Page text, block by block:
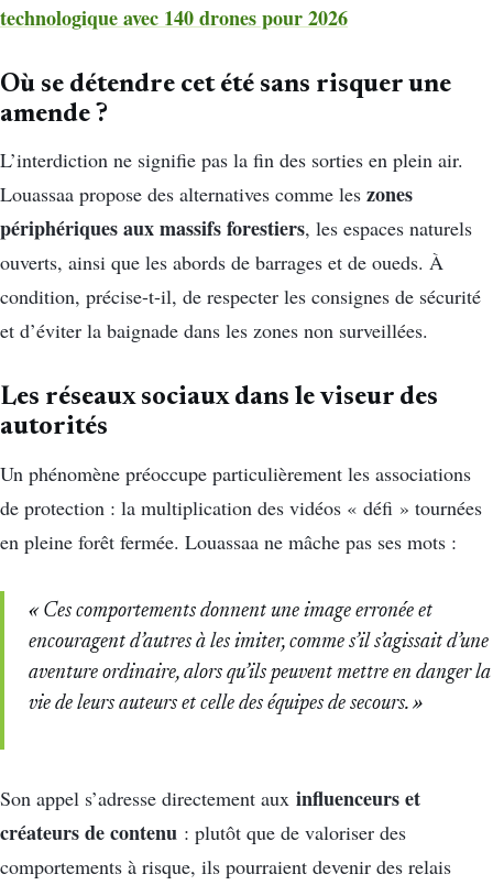
technologique avec 140 drones pour 2026
Où se détendre cet été sans risquer une
amende ?
L’interdiction ne signifie pas la fin des sorties en plein air.
Louassaa propose des alternatives comme les zones
périphériques aux massifs forestiers, les espaces naturels
ouverts, ainsi que les abords de barrages et de oueds. À
condition, précise-t-il, de respecter les consignes de sécurité
et d’éviter la baignade dans les zones non surveillées.
Les réseaux sociaux dans le viseur des
autorités
Un phénomène préoccupe particulièrement les associations
de protection : la multiplication des vidéos « défi » tournées
en pleine forêt fermée. Louassaa ne mâche pas ses mots :
« Ces comportements donnent une image erronée et
encouragent d’autres à les imiter, comme s’il s’agissait d’une
aventure ordinaire, alors qu’ils peuvent mettre en danger la
vie de leurs auteurs et celle des équipes de secours. »
Son appel s’adresse directement aux influenceurs et
créateurs de contenu : plutôt que de valoriser des
comportements à risque, ils pourraient devenir des relais